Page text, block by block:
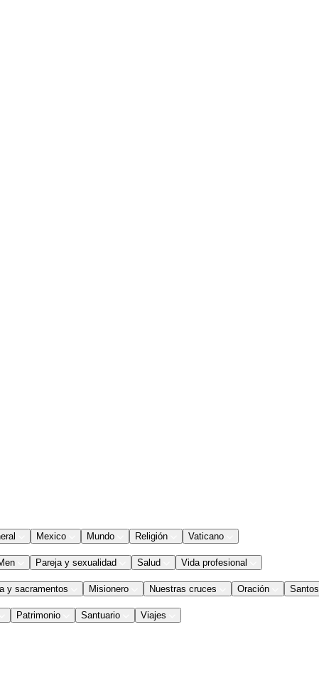
Mexico Mundo Religión Vaticano
Pareja y sexualidad Salud Vida profesional
y sacramentos Misionero Nuestras cruces Oración Santos
Patrimonio Santuario Viajes